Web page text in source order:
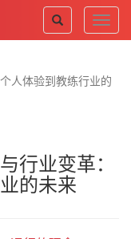
人体验到教练行业的
行业变革：
的未来